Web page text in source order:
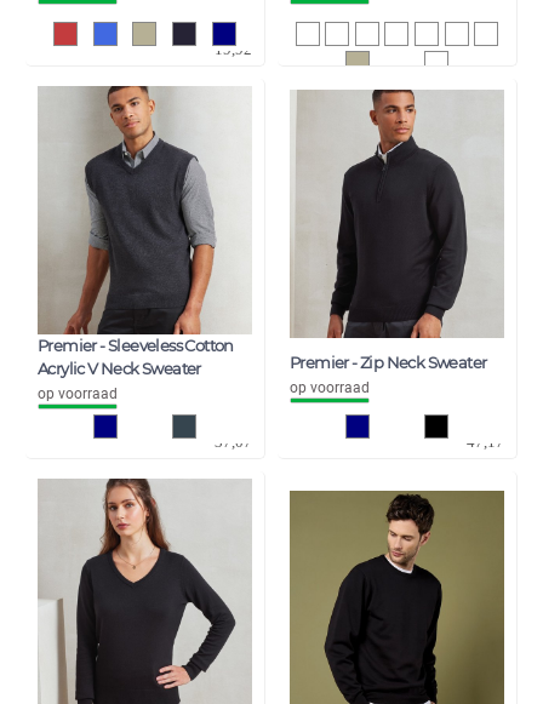
16,46
19,92
23,17
28,04
Premier - Sleeveless Cotton
Acrylic V Neck Sweater
op voorraad
37,07
Premier - Zip Neck Sweater
op voorraad
47,17